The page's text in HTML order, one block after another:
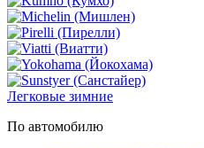
Легковые зимние
По автомобилю